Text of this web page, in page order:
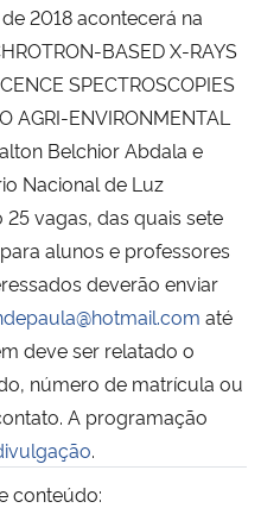
Humanos
2018 acontecerá na
BASED X-RAYS
SPECTROSCOPIES
AGRI-ENVIRONMENTAL
Belchior Abdala e
Nacional de Luz
25 vagas, das quais sete
alunos e professores
deverão enviar
até
deve ser relatado o
número de matrícula ou
A programação
.
conteúdo: